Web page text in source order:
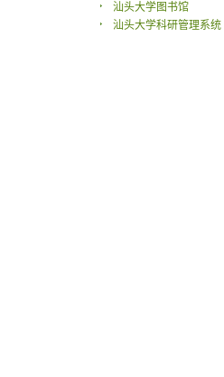
汕头大学图书馆
汕头大学科研管理系统